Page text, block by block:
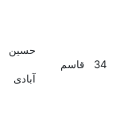
34 قاسم
حسین
آبادی